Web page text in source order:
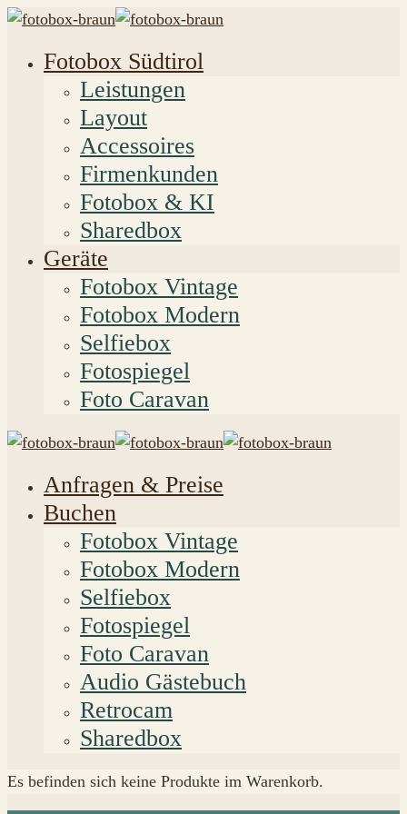
Fotobox Südtirol
Leistungen
Layout
Accessoires
Firmenkunden
Fotobox & KI
Sharedbox
Geräte
Fotobox Vintage
Fotobox Modern
Selfiebox
Fotospiegel
Foto Caravan
Anfragen & Preise
Buchen
Fotobox Vintage
Fotobox Modern
Selfiebox
Fotospiegel
Foto Caravan
Audio Gästebuch
Retrocam
Sharedbox
Es befinden sich keine Produkte im Warenkorb.